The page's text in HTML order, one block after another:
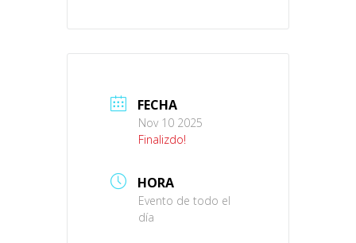
FECHA
Nov 10 2025
Finalizdo!
HORA
Evento de todo el
día